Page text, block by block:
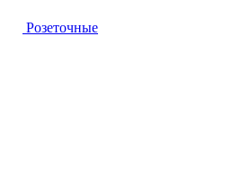
Розеточные